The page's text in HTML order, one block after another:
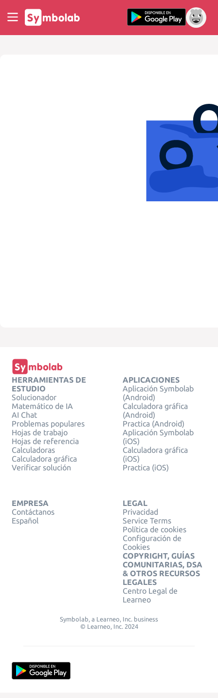
HERRAMIENTAS DE
ESTUDIO
Solucionador
Matemático de IA
AI Chat
Problemas populares
Hojas de trabajo
Hojas de referencia
Calculadoras
Calculadora gráfica
Verificar solución
APLICACIONES
Aplicación Symbolab
(Android)
Calculadora gráfica
(Android)
Practica (Android)
Aplicación Symbolab
(iOS)
Calculadora gráfica
(iOS)
Practica (iOS)
EMPRESA
Contáctanos
Español
LEGAL
Privacidad
Service Terms
Política de cookies
Configuración de
Cookies
COPYRIGHT, GUÍAS
COMUNITARIAS, DSA
& OTROS RECURSOS
LEGALES
Centro Legal de
Learneo
Symbolab, a Learneo, Inc. business
© Learneo, Inc. 2024